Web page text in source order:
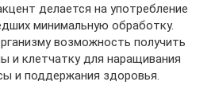
делается на употребление
минимальную обработку.
возможность получить
и клетчатку для наращивания
и поддержания здоровья.